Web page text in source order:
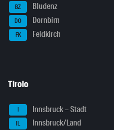
BZ Bludenz
DO Dornbirn
FK Feldkirch
Tirolo
I Innsbruck – Stadt
IL Innsbruck/Land